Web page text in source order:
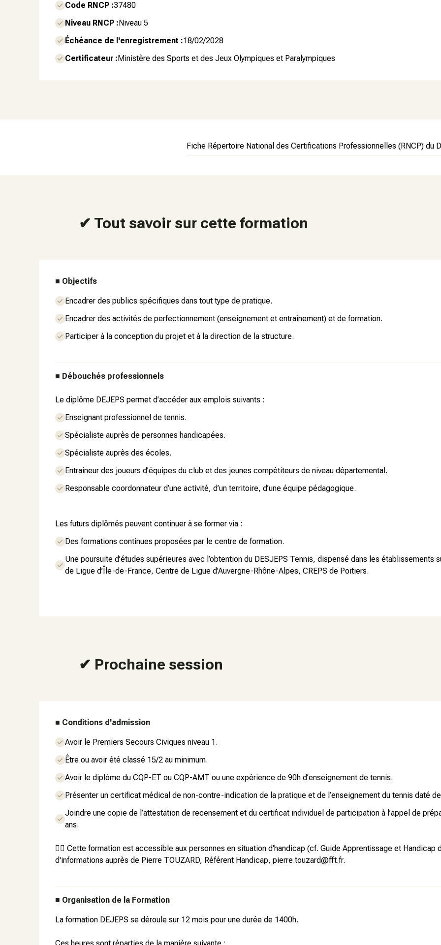
Code RNCP :37480
Niveau RNCP :Niveau 5
Échéance de l'enregistrement :18/02/2028
Certificateur :Ministère des Sports et des Jeux Olympiques et Paralympiques
Fiche Répertoire National des Certifications Professionnelles (RNCP) du
✔ Tout savoir sur cette formation
■ Objectifs
Encadrer des publics spécifiques dans tout type de pratique.
Encadrer des activités de perfectionnement (enseignement et entraînement) et de formation.
Participer à la conception du projet et à la direction de la structure.
■ Débouchés professionnels
Le diplôme DEJEPS permet d’accéder aux emplois suivants :
Enseignant professionnel de tennis.
Spécialiste auprès de personnes handicapées.
Spécialiste auprès des écoles.
Entraineur des joueurs d’équipes du club et des jeunes compétiteurs de niveau départemental.
Responsable coordonnateur d’une activité, d’un territoire, d’une équipe pédagogique.
Les futurs diplômés peuvent continuer à se former via :
Des formations continues proposées par le centre de formation.
Une poursuite d’études supérieures avec l’obtention du DESJEPS Tennis, dispensé dans les
de Ligue d’Île-de-France, Centre de Ligue d’Auvergne-Rhône-Alpes, CREPS de Poitiers.
✔ Prochaine session
■ Conditions d'admission
Avoir le Premiers Secours Civiques niveau 1.
Être ou avoir été classé 15/2 au minimum.
Avoir le diplôme du CQP-ET ou CQP-AMT ou une expérience de 90h d’enseignement de tennis.
Présenter un certificat médical de non-contre-indication de la pratique et de l’enseignement du tennis daté
Joindre une copie de l’attestation de recensement et du certificat individuel de participation à l’appel de
ans.
👉🏼 Cette formation est accessible aux personnes en situation d'handicap (cf. Guide Apprentissage et
d'informations auprès de Pierre TOUZARD, Référent Handicap, pierre.touzard@fft.fr.
■ Organisation de la Formation
La formation DEJEPS se déroule sur 12 mois pour une durée de 1400h.